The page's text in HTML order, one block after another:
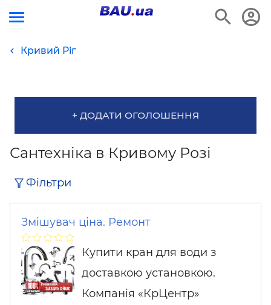
Кривий Ріг
+ ДОДАТИ ОГОЛОШЕННЯ
Сантехніка в Кривому Розі
Фільтри
Змішувач ціна. Ремонт
Купити кран для води з
доставкою установкою.
Компанія «КрЦентр»